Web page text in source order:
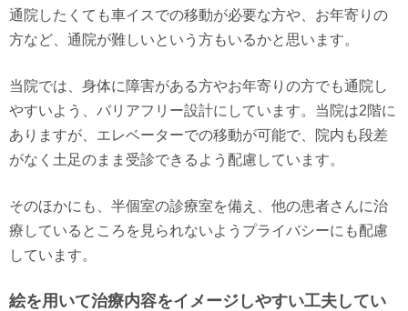
通院したくても車イスでの移動が必要な方や、お年寄りの
方など、通院が難しいという方もいるかと思います。
当院では、身体に障害がある方やお年寄りの方でも通院し
やすいよう、バリアフリー設計にしています。当院は2階に
ありますが、エレベーターでの移動が可能で、院内も段差
がなく土足のまま受診できるよう配慮しています。
そのほかにも、半個室の診療室を備え、他の患者さんに治
療しているところを見られないようプライバシーにも配慮
しています。
絵を用いて治療内容をイメージしやすい工夫してい